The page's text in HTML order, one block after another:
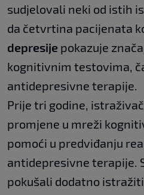
sudjelovali neki od istih
da četvrtina pacijenata
depresije pokazuje
kognitivnim testovima,
antidepresivne terapije.
Prije tri godine,
promjene u mreži
pomoći u predviđanju
antidepresivne terapije.
pokušali dodatno